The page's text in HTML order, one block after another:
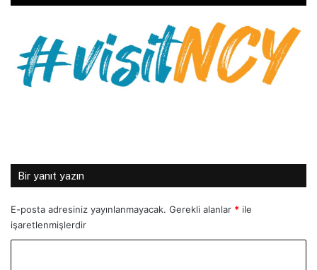
Bir yanıt yazın
E-posta adresiniz yayınlanmayacak. Gerekli alanlar * ile
işaretlenmişlerdir